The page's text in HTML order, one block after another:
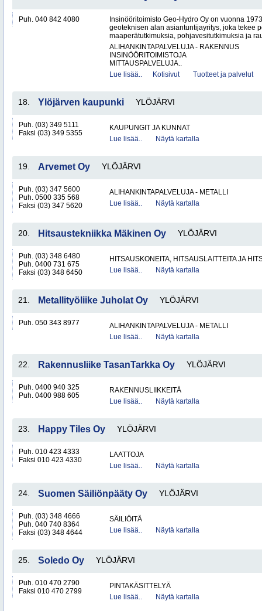
Puh. 040 842 4080
Insinööritoimisto Geo-Hydro Oy on vuonna
geoteknisen alan asiantuntijayritys, joka tekee
maaperätutkimuksia, pohjavesitutkimuksia ja
ALIHANKINTAPALVELUJA - RAKENNUS
INSINÖÖRITOIMISTOJA
MITTAUSPALVELUJA..
Lue lisää..
Kotisivut Tuotteet ja palvelut
18. Ylöjärven kaupunki YLÖJÄRVI
Puh. (03) 349 5111
Faksi (03) 349 5355
KAUPUNGIT JA KUNNAT
Lue lisää..
Näytä kartalla
19. Arvemet Oy YLÖJÄRVI
Puh. (03) 347 5600
Puh. 0500 335 568
Faksi (03) 347 5620
ALIHANKINTAPALVELUJA - METALLI
Lue lisää..
Näytä kartalla
20. Hitsaustekniikka Mäkinen Oy YLÖJÄRVI
Puh. (03) 348 6480
Puh. 0400 731 675
Faksi (03) 348 6450
HITSAUSKONEITA, HITSAUSLAITTEITA JA
Lue lisää..
Näytä kartalla
21. Metallityöliike Juholat Oy YLÖJÄRVI
Puh. 050 343 8977
ALIHANKINTAPALVELUJA - METALLI
Lue lisää..
Näytä kartalla
22. Rakennusliike TasanTarkka Oy YLÖJÄRVI
Puh. 0400 940 325
Puh. 0400 988 605
RAKENNUSLIIKKEITÄ
Lue lisää..
Näytä kartalla
23. Happy Tiles Oy YLÖJÄRVI
Puh. 010 423 4333
Faksi 010 423 4330
LAATTOJA
Lue lisää..
Näytä kartalla
24. Suomen Säiliönpääty Oy YLÖJÄRVI
Puh. (03) 348 4666
Puh. 040 740 8364
Faksi (03) 348 4644
SÄILIÖITÄ
Lue lisää..
Näytä kartalla
25. Soledo Oy YLÖJÄRVI
Puh. 010 470 2790
Faksi 010 470 2799
PINTAKÄSITTELYÄ
Lue lisää..
Näytä kartalla